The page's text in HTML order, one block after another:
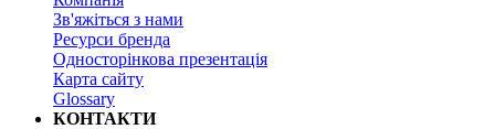
Зв'яжіться з нами
Ресурси бренда
Односторінкова презентація
Карта сайту
Glossary
КОНТАКТИ